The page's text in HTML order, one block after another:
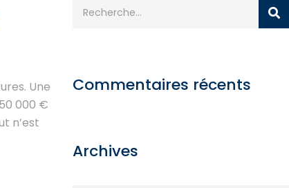
Une
000 €
n’est
Commentaires récents
Archives